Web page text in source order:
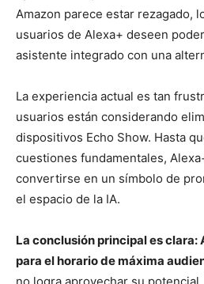
Amazon parece estar rezagado,
usuarios de Alexa+ deseen
asistente integrado con una
La experiencia actual es tan
usuarios están considerando
dispositivos Echo Show. Hasta
cuestiones fundamentales,
convertirse en un símbolo de
el espacio de la IA.
La conclusión principal es clara:
para el horario de máxima